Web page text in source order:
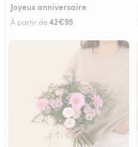
Joyeux anniversaire
À partir de42€95